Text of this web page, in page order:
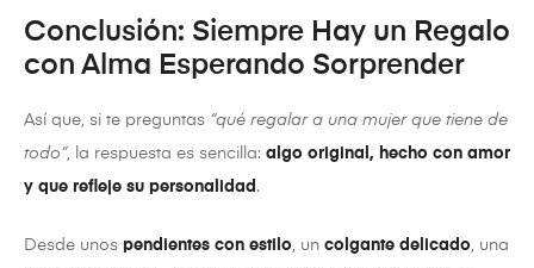
Conclusión: Siempre Hay un Regalo
con Alma Esperando Sorprender
Así que, si te preguntas “qué regalar a una mujer que tiene de
todo”, la respuesta es sencilla: algo original, hecho con amor
y que refleje su personalidad .
Desde unos pendientes con estilo, un colgante delicado, una